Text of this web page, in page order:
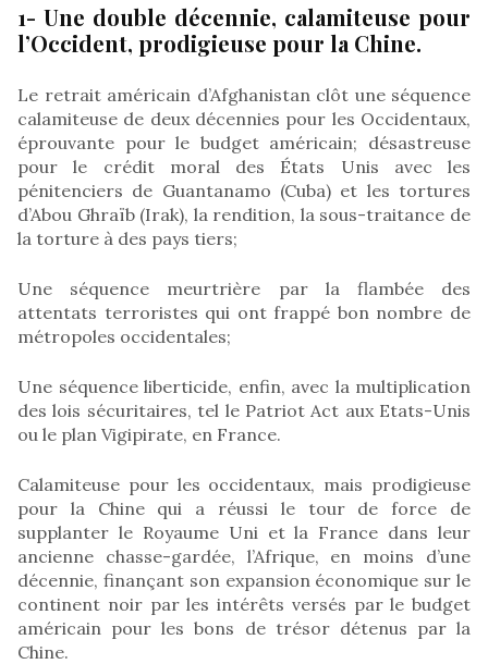
1- Une double décennie, calamiteuse pour
l’Occident, prodigieuse pour la Chine.
Le retrait américain d’Afghanistan clôt une séquence
calamiteuse de deux décennies pour les Occidentaux,
éprouvante pour le budget américain; désastreuse
pour le crédit moral des États Unis avec les
pénitenciers de Guantanamo (Cuba) et les tortures
d’Abou Ghraïb (Irak), la rendition, la sous-traitance de
la torture à des pays tiers;
Une séquence meurtrière par la flambée des
attentats terroristes qui ont frappé bon nombre de
métropoles occidentales;
Une séquence liberticide, enfin, avec la multiplication
des lois sécuritaires, tel le Patriot Act aux Etats-Unis
ou le plan Vigipirate, en France.
Calamiteuse pour les occidentaux, mais prodigieuse
pour la Chine qui a réussi le tour de force de
supplanter le Royaume Uni et la France dans leur
ancienne chasse-gardée, l’Afrique, en moins d’une
décennie, finançant son expansion économique sur le
continent noir par les intérêts versés par le budget
américain pour les bons de trésor détenus par la
Chine.